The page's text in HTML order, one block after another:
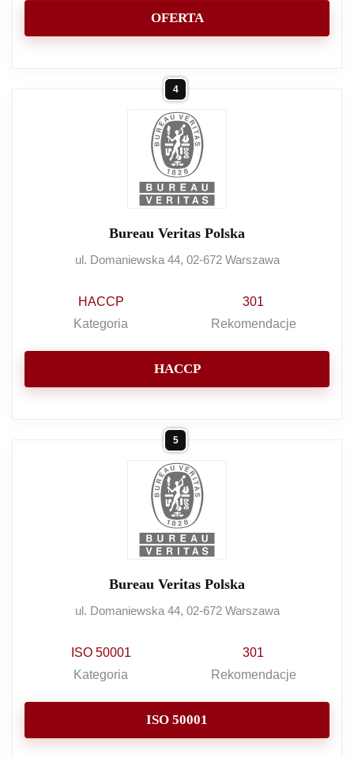
OFERTA
4
Bureau Veritas Polska
ul. Domaniewska 44, 02-672 Warszawa
HACCP
Kategoria
301
Rekomendacje
HACCP
5
Bureau Veritas Polska
ul. Domaniewska 44, 02-672 Warszawa
ISO 50001
Kategoria
301
Rekomendacje
ISO 50001